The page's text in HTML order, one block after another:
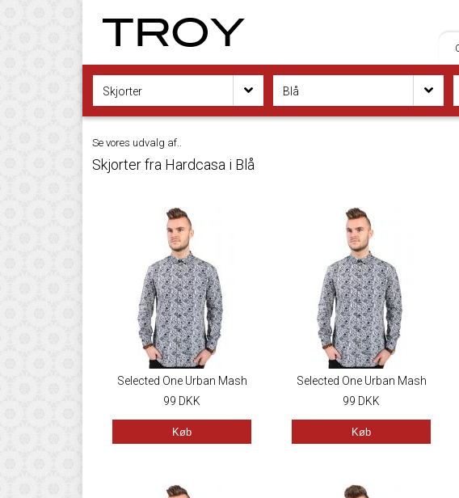
Skjorter Blå
Se vores udvalg af..
Skjorter fra Hardcasa i Blå
Selected One Urban Mash
Up White
99 DKK
Køb
Selected One Urban Mash
Up White
99 DKK
Køb